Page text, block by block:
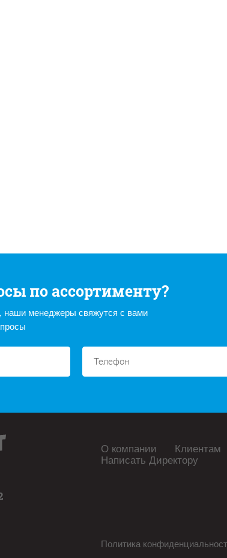
по ассортименту?
наши менеджеры свяжутся с вами
О компании Клиентам
Написать Директору
Политика